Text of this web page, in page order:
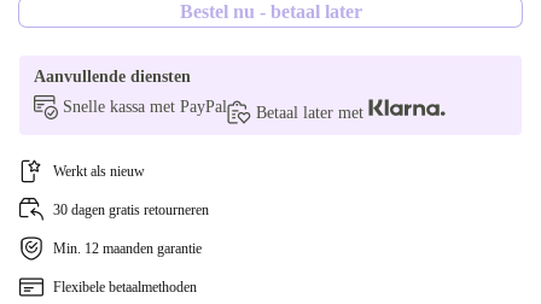
blauw
Bestel nu - betaal later
Aanvullende diensten
Snelle kassa met PayPal
Betaal later met
Werkt als nieuw
30 dagen gratis retourneren
Min. 12 maanden garantie
Flexibele betaalmethoden